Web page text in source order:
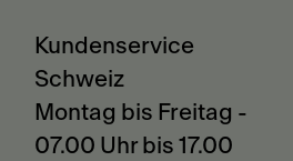
Kundenservice
Schweiz
Montag bis Freitag -
07.00 Uhr bis 17.00